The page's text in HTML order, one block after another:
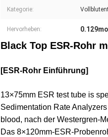
Kategorie:
Hervorheben:
Black Top ESR-Rohr
[ESR-Rohr Einführung]
13×75mm ESR test tube is
Sedimentation Rate
blood, nach der Westergren-
Das 8×120mm-ESR-